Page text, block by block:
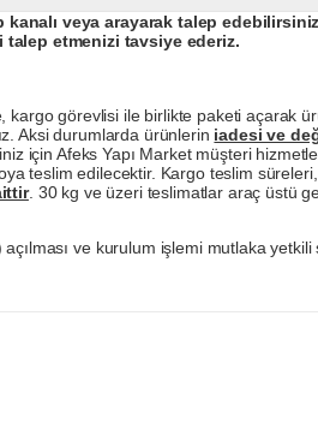
kanalı veya arayarak talep
talep etmenizi tavsiye ederiz.
görevlisi ile birlikte paketi açarak
Aksi durumlarda ürünlerin iadesi ve
için Afeks Yapı Market müşteri
teslim edilecektir. Kargo teslim
. 30 kg ve üzeri teslimatlar araç üstü
ve kurulum işlemi mutlaka yetkili